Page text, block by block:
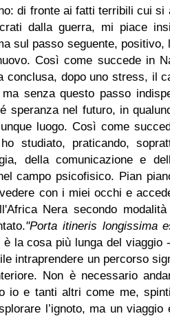
di fronte ai fatti terribili cui si
dalla guerra, mi piace
sul passo seguente, positivo,
Così come succede in
conclusa, dopo uno stress, il
senza questo passo
speranza nel futuro, in
luogo. Così come
studiato, praticando,
della comunicazione e
campo psicofisico. Pian
con i miei occhi e
Nera secondo
"Porta itineris longissima
è la cosa più lunga del viaggio
intraprendere un percorso
Non è necessario
io e tanti altri come me,
l’ignoto, ma un viaggio